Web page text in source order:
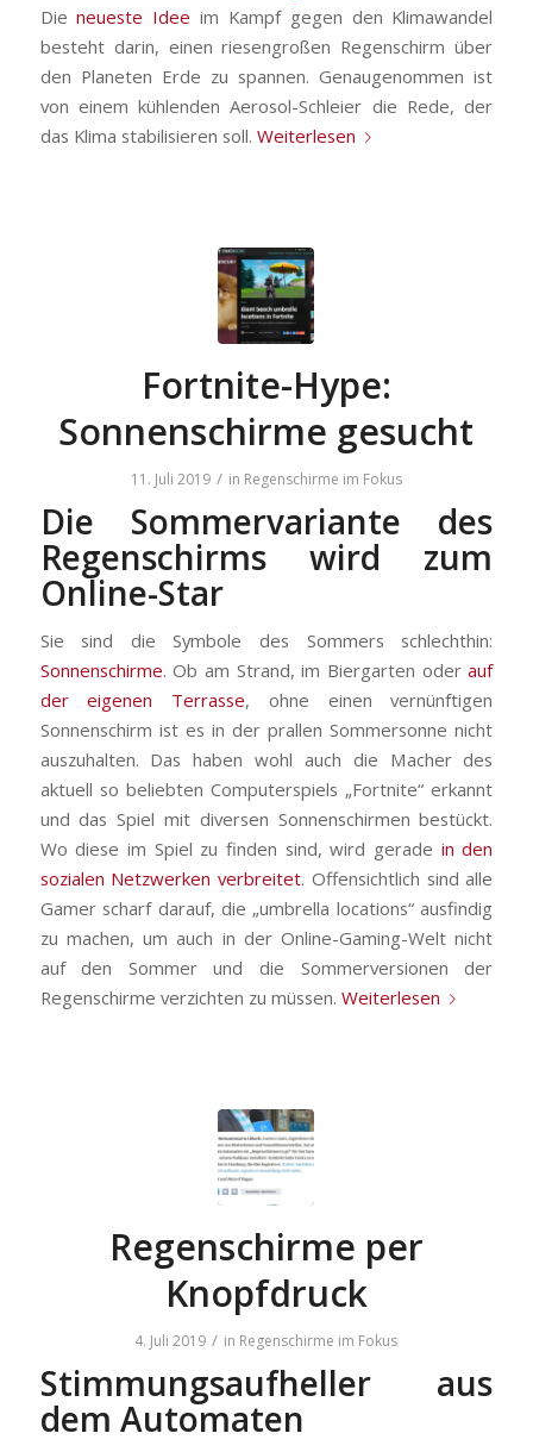
Dieneueste Idee im Kampf gegen den Klimawandel
besteht darin, einen riesengroßen Regenschirm über
den Planeten Erde zu spannen. Genaugenommen ist
von einem kühlenden Aerosol-Schleier die Rede, der
das Klima stabilisieren soll. Weiterlesen
Fortnite-Hype:
Sonnenschirme gesucht
11. Juli 2019 / in Regenschirme im Fokus
Die Sommervariante des
Regenschirms wird zum
Online-Star
Sie sind die Symbole des Sommers schlechthin:
Sonnenschirme. Ob am Strand, im Biergarten oderauf
der eigenen Terrasse, ohne einen vernünftigen
Sonnenschirm ist es in der prallen Sommersonne nicht
auszuhalten. Das haben wohl auch die Macher des
aktuell so beliebten Computerspiels „Fortnite“ erkannt
und das Spiel mit diversen Sonnenschirmen bestückt.
Wo diese im Spiel zu finden sind, wird gerade in den
sozialen Netzwerken verbreitet. Offensichtlich sind alle
Gamer scharf darauf, die „umbrella locations“ ausfindig
zu machen, um auch in der Online-Gaming-Welt nicht
auf den Sommer und die Sommerversionen der
Regenschirme verzichten zu müssen. Weiterlesen
Regenschirme per
Knopfdruck
4. Juli 2019 / in Regenschirme im Fokus
Stimmungsaufheller aus
dem Automaten